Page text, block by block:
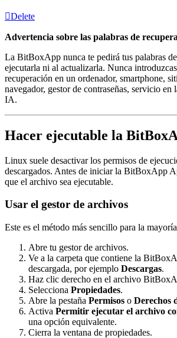
Delete
Advertencia sobre las palabras de
La BitBoxApp nunca te pedirá tus palabras
ejecutarla ni al actualizarla. Nunca
recuperación en un ordenador, smartphone,
navegador, gestor de contraseñas, servicio en
IA.
Hacer ejecutable la
Linux suele desactivar los permisos de
descargados. Antes de iniciar la BitBoxApp
que el archivo sea ejecutable.
Usar el gestor de archivos
Este es el método más sencillo para la
Abre tu gestor de archivos.
Ve a la carpeta que contiene la
descargada, por ejemplo Descargas.
Haz clic derecho en el archivo
Selecciona Propiedades.
Abre la pestaña Permisos o Derechos
Activa Permitir ejecutar el archivo
una opción equivalente.
Cierra la ventana de propiedades.